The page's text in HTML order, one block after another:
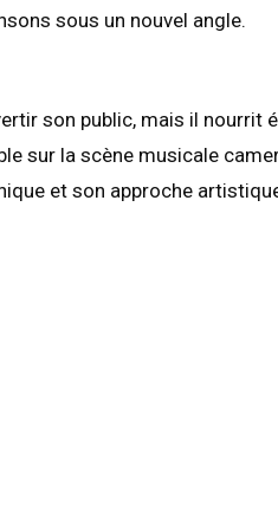
sous un nouvel angle.
son public, mais il nourrit
sur la scène musicale
et son approche